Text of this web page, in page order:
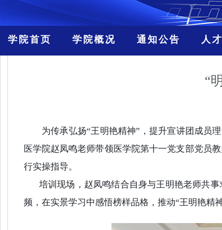
学院首页 学院概况 通知公告 人
“
为传承弘扬“王明艳精神” ，提升宣讲团成员
医学院赵凤鸣老师带领医学院第十一党支部党员
行实操指导。
培训现场，赵凤鸣结合自身与王明艳老师共事
频，在实景学习中感悟榜样品格，推动“王明艳精